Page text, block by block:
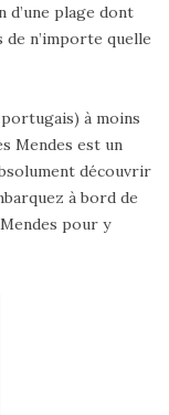
d’une plage dont
n’importe quelle
à moins
Mendes est un
découvrir
à bord de
pour y